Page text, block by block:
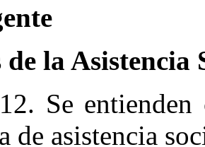
de la Asistencia
Se entienden
de asistencia